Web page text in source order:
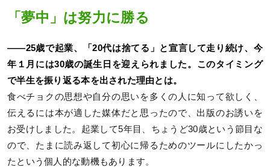
「夢中」は努力に勝る
――25歳で起業、「20代は捨てる」と宣言して走り続け、今
年１月には30歳の誕生日を迎えられました。このタイミング
で半生を振り返る本を出された理由とは。
食べチョクの思想や自分の思いを多くの人に知って欲しく、
伝えるには本が適した媒体だと思ったので、出版のお誘いを
お受けしました。起業して5年目、ちょうど30歳という節目な
ので、たまに読み返して初心に帰るためのツールにしたかっ
たという個人的な動機もあります。